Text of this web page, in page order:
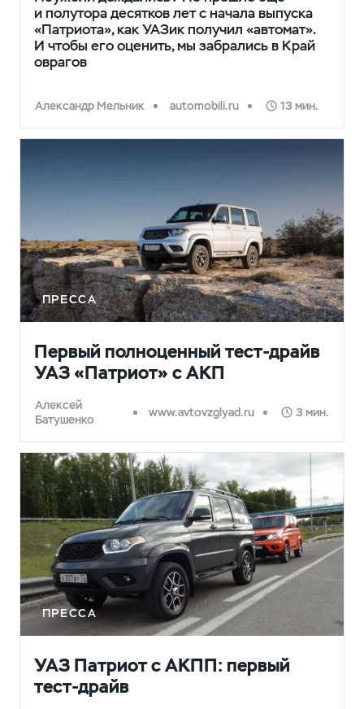
и полутора десятков лет с начала выпуска
«Патриота», как УАЗик получил «автомат».
И чтобы его оценить, мы забрались в Край
оврагов
Александр Мельник automobili.ru 13 мин.
ПРЕССА
Первый полноценный тест-драйв
УАЗ «Патриот» с АКП
Алексей
Батушенко
www.avtovzglyad.ru 3 мин.
ПРЕССА
УАЗ Патриот с АКПП: первый
тест-драйв